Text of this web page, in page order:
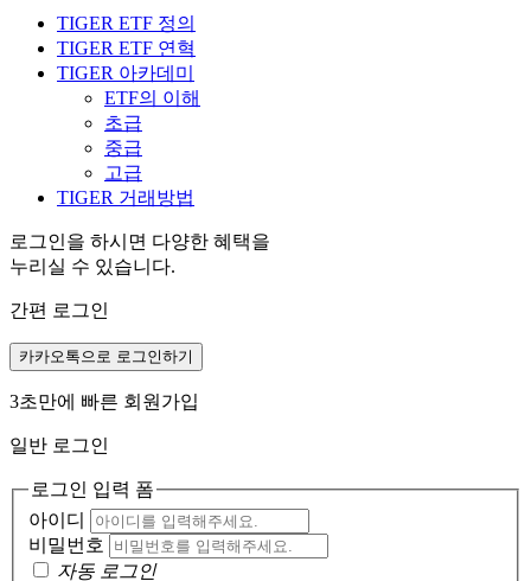
TIGER ETF 정의
TIGER ETF 연혁
TIGER 아카데미
ETF의 이해
초급
중급
고급
TIGER 거래방법
로그인을 하시면 다양한 혜택을
누리실 수 있습니다.
간편 로그인
카카오톡으로 로그인하기
3초만에 빠른 회원가입
일반 로그인
로그인 입력 폼
아이디
비밀번호
자동 로그인